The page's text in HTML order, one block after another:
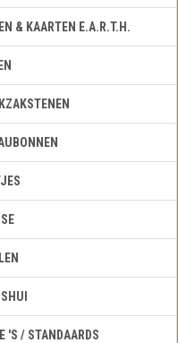
& KAARTEN E.A.R.T.H.
'S / STANDAARDS